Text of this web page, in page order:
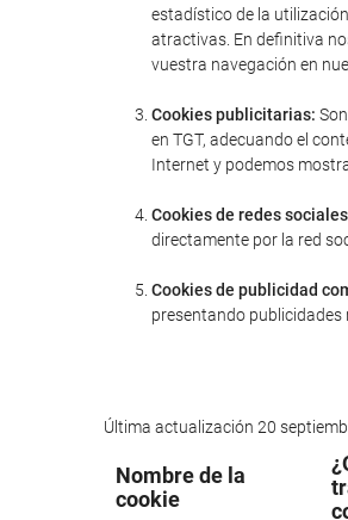
estadístico de la
atractivas. En definitiva
vuestra navegación en
Cookies publicitarias:
en TGT, adecuando el
Internet y podemos
Cookies de redes
directamente por la red
Cookies de publicidad
presentando publicidades
Última actualización 20
Nombre de la
cookie